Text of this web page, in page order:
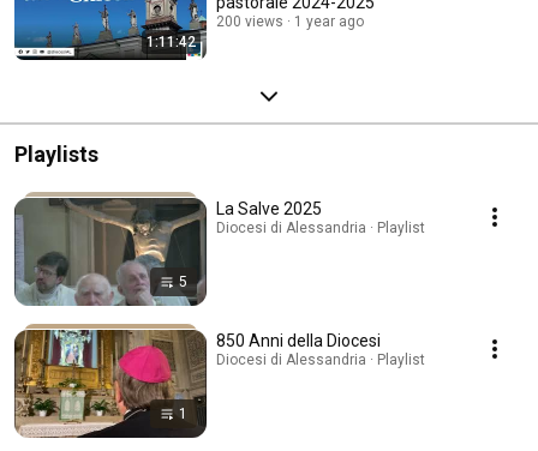
1:11:42
200 views 1 year ago
Playlists
5
La Salve 2025
Diocesi di Alessandria · Playlist
1
850 Anni della Diocesi
Diocesi di Alessandria · Playlist